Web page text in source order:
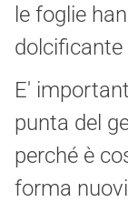
le foglie
E'
punta del
perché è
forma